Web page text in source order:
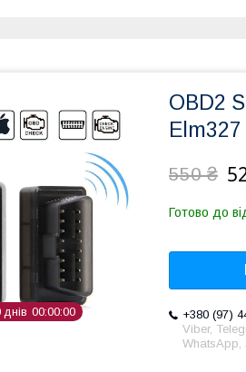
днів 00 00 00
OBD2
Elm327
550 ₴
Готово до
+380 (97)
Viber,
WhatsApp,